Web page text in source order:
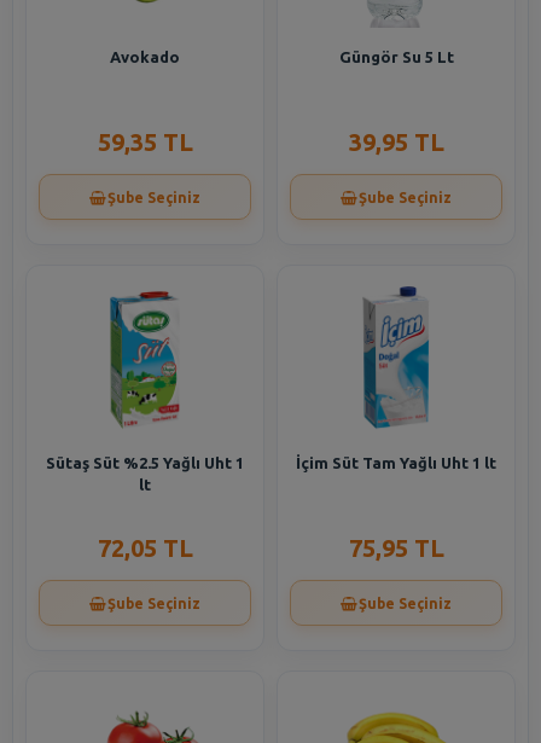
Avokado
59,35 TL
Şube Seçiniz
Güngör Su 5 Lt
39,95 TL
Şube Seçiniz
Sütaş Süt %2.5 Yağlı Uht 1
lt
72,05 TL
Şube Seçiniz
İçim Süt Tam Yağlı Uht 1 lt
75,95 TL
Şube Seçiniz